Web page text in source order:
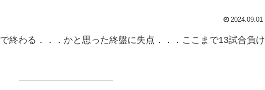
2024.09.01
終わる．．．かと思った終盤に失点．．．ここまで13試合負け